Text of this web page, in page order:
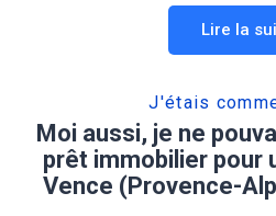
Lire la
J'étais
Moi aussi, je ne
prêt immobilier pour
Vence (Provence-